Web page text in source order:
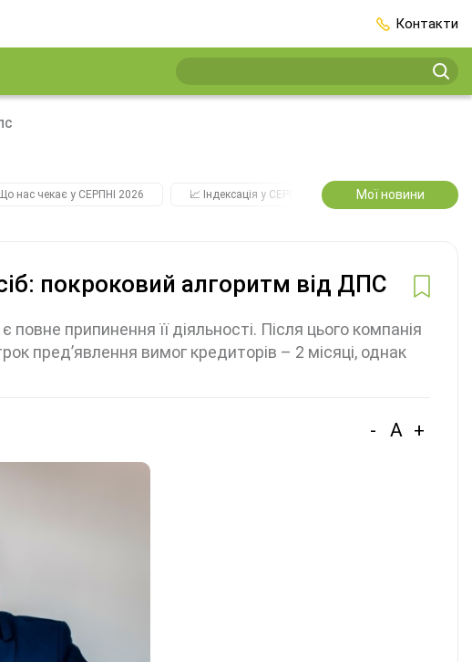
Контакти
нас чекає у СЕРПНІ 2026 📈 Індексація у СЕРПНІ 2️⃣0️⃣2️⃣7️⃣ Усі ключові
Мої новини
покроковий алгоритм від ДПС
припинення її діяльності. Після цього компанія
пред’явлення вимог кредиторів – 2 місяці, однак
- A +